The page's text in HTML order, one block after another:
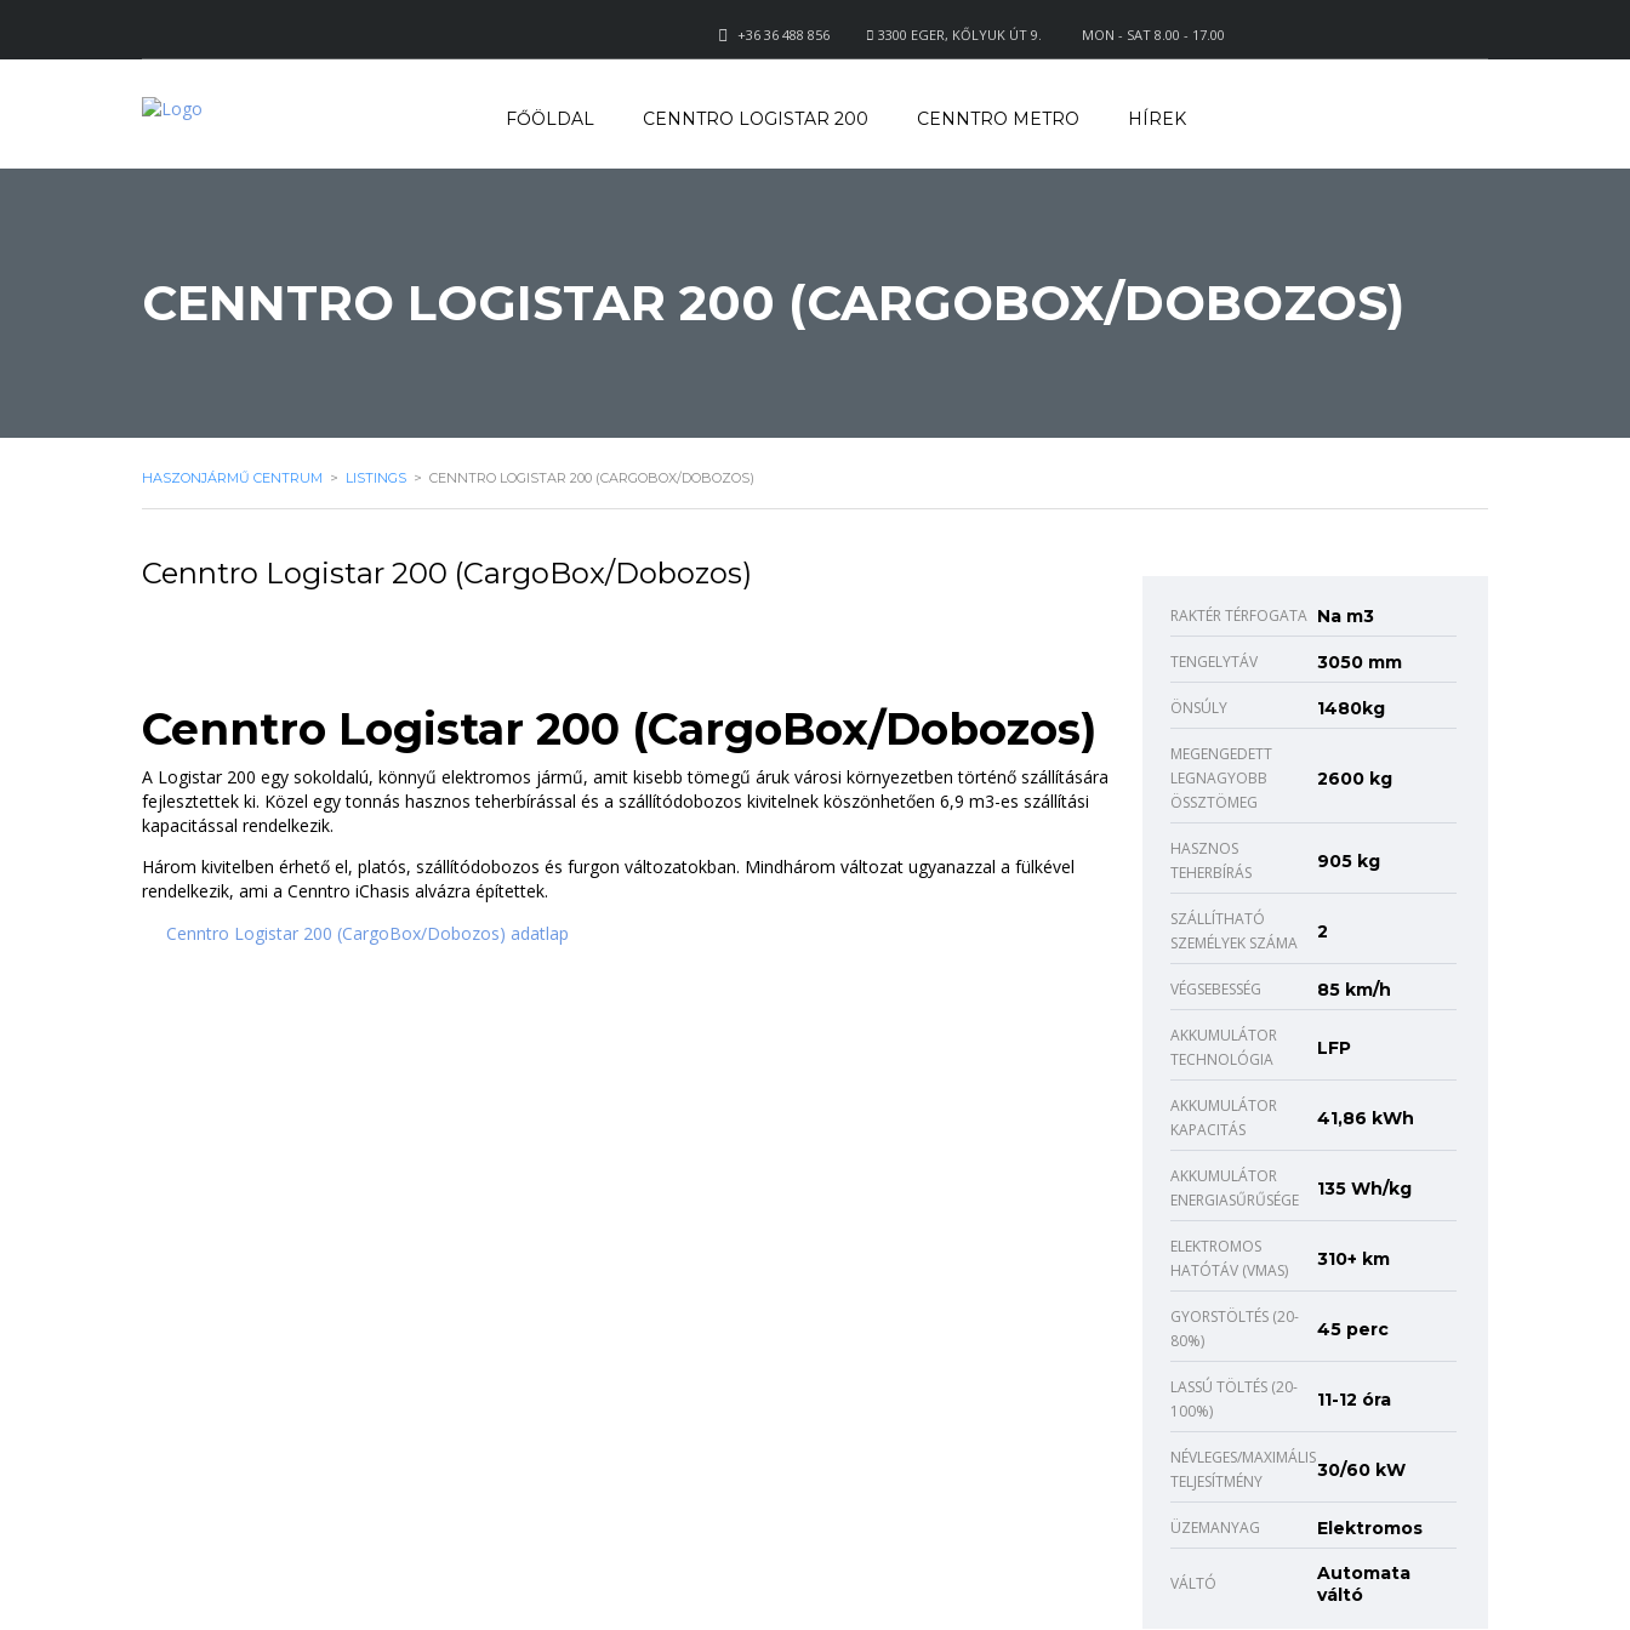
MON - SAT 8.00 - 17.00
3300 EGER, KŐLYUK ÚT 9.
+36 36 488 856
FŐÖLDAL CENNTRO LOGISTAR 200 CENNTRO METRO HÍREK
CENNTRO LOGISTAR 200 (CARGOBOX/DOBOZOS)
HASZONJÁRMŰ CENTRUM > LISTINGS > CENNTRO LOGISTAR 200 (CARGOBOX/DOBOZOS)
Cenntro Logistar 200 (CargoBox/Dobozos)
Cenntro Logistar 200 (CargoBox/Dobozos)
A Logistar 200 egy sokoldalú, könnyű elektromos jármű, amit kisebb tömegű áruk városi környezetben történő szállítására
fejlesztettek ki. Közel egy tonnás hasznos teherbírással és a szállítódobozos kivitelnek köszönhetően 6,9 m3-es szállítási
kapacitással rendelkezik.
Három kivitelben érhető el, platós, szállítódobozos és furgon változatokban. Mindhárom változat ugyanazzal a fülkével
rendelkezik, ami a Cenntro iChasis alvázra építettek.
Cenntro Logistar 200 (CargoBox/Dobozos) adatlap
RAKTÉR TÉRFOGATA Na m3
TENGELYTÁV 3050 mm
ÖNSÚLY 1480kg
MEGENGEDETT
LEGNAGYOBB
ÖSSZTÖMEG
2600 kg
HASZNOS
TEHERBÍRÁS
905 kg
SZÁLLÍTHATÓ
SZEMÉLYEK SZÁMA
2
VÉGSEBESSÉG 85 km/h
AKKUMULÁTOR
TECHNOLÓGIA
LFP
AKKUMULÁTOR
KAPACITÁS
41,86 kWh
AKKUMULÁTOR
ENERGIASŰRŰSÉGE
135 Wh/kg
ELEKTROMOS
HATÓTÁV (VMAS)
310+ km
GYORSTÖLTÉS (20-
80%)
45 perc
LASSÚ TÖLTÉS (20-
100%)
11-12 óra
NÉVLEGES/MAXIMÁLIS
TELJESÍTMÉNY
30/60 kW
ÜZEMANYAG Elektromos
VÁLTÓ
Automata
váltó